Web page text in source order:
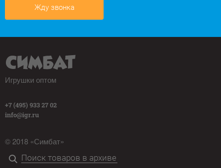
Жду звонка
Игрушки оптом
+7 (495) 933 27 02
info@igr.ru
© 2018 «Симбат»